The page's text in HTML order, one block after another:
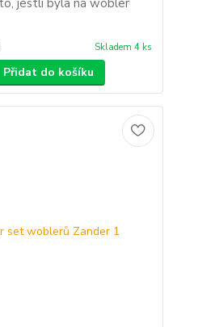
jestli byla na wobler
Skladem 4 ks
Přidat do košíku